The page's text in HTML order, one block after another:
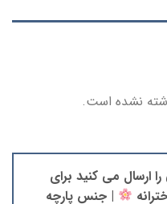
نشده است.
ارسال می کنید برای
| جنس پارچه